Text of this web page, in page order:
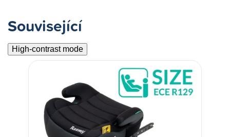
Související
High-contrast mode